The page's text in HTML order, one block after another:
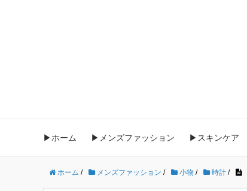
▶ホーム ▶メンズファッション ▶スキンケア
ホーム / メンズファッション / 小物 / 時計 /